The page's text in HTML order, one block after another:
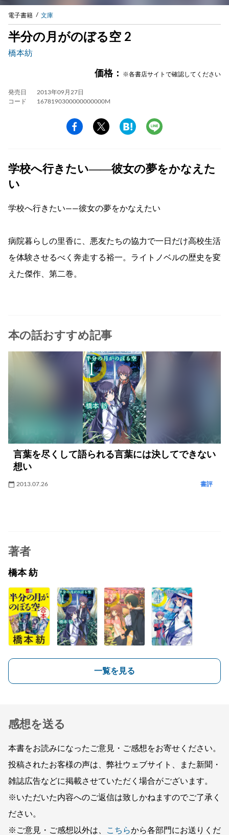
電子書籍 文庫
半分の月がのぼる空 2
橋本紡
価格： ※各書店サイトで確認してください
発売日
2013年09月27日
コード
1678190300000000000M
学校へ行きたい――彼女の夢をかなえた
い
学校へ行きたい――彼女の夢をかなえたい
病院暮らしの里香に、悪友たちの協力で一日だけ高校生活
を体験させるべく奔走する裕一。ライトノベルの歴史を変
えた傑作、第二巻。
本の話おすすめ記事
言葉を尽くして語られる言葉には決してできない
想い
2013.07.26 書評
著者
橋本 紡
一覧を見る
感想を送る
本書をお読みになったご意見・ご感想をお寄せください。
投稿されたお客様の声は、弊社ウェブサイト、また新聞・
雑誌広告などに掲載させていただく場合がございます。
※いただいた内容へのご返信は致しかねますのでご了承く
ださい。
※ご意見・ご感想以外は、
こちらから各部門にお送りくだ